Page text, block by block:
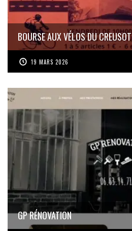
BOURSE AUX VÉLOS DU CREUSOT
19 MARS 2026
GP RÉNOVATION